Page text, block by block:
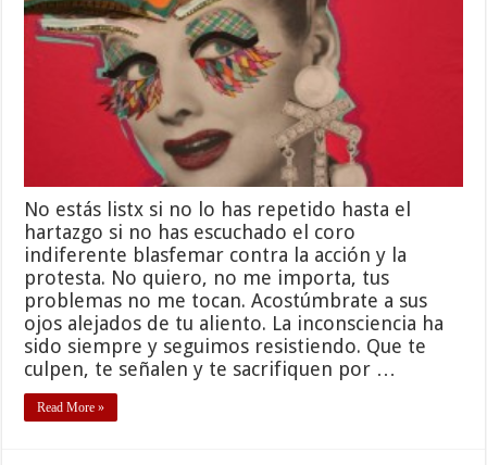
No estás listx si no lo has repetido hasta el
hartazgo si no has escuchado el coro
indiferente blasfemar contra la acción y la
protesta. No quiero, no me importa, tus
problemas no me tocan. Acostúmbrate a sus
ojos alejados de tu aliento. La inconsciencia ha
sido siempre y seguimos resistiendo. Que te
culpen, te señalen y te sacrifiquen por …
Read More »